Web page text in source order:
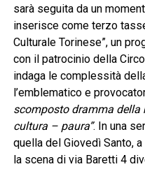
sarà seguita da un
inserisce come terzo
Culturale Torinese”, un
con il patrocinio della
indaga le complessità
l’emblematico e
scomposto dramma della
cultura – paura”. In una
quella del Giovedì Santo,
la scena di via Baretti 4